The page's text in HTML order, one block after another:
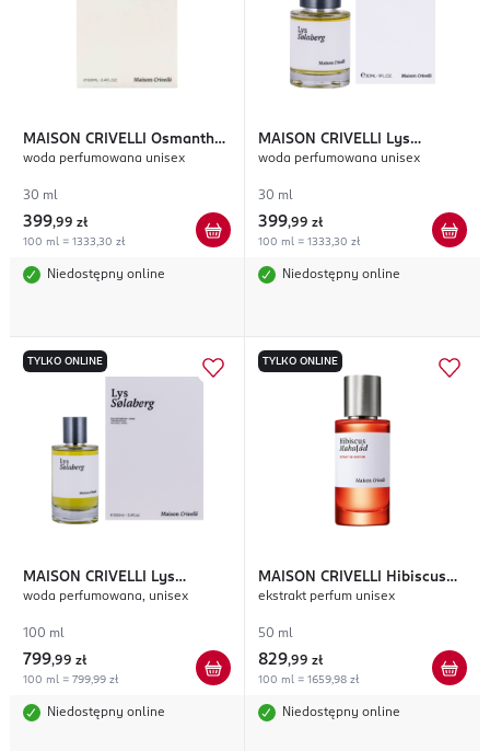
MAISON CRIVELLI Osmanthe
Kodoshan
woda perfumowana unisex
30 ml
399,99 zł
100 ml = 1333,30 zł
Niedostępny online
MAISON CRIVELLI
Lys
Solaberg
woda perfumowana unisex
30 ml
399,99 zł
100 ml = 1333,30 zł
Niedostępny online
TYLKO ONLINE
MAISON CRIVELLI
Lys
Solaberg
woda perfumowana, unisex
100 ml
799,99 zł
100 ml = 799,99 zł
Niedostępny online
TYLKO ONLINE
MAISON CRIVELLI
Hibiscus
Mahajad
ekstrakt perfum unisex
50 ml
829,99 zł
100 ml = 1659,98 zł
Niedostępny online